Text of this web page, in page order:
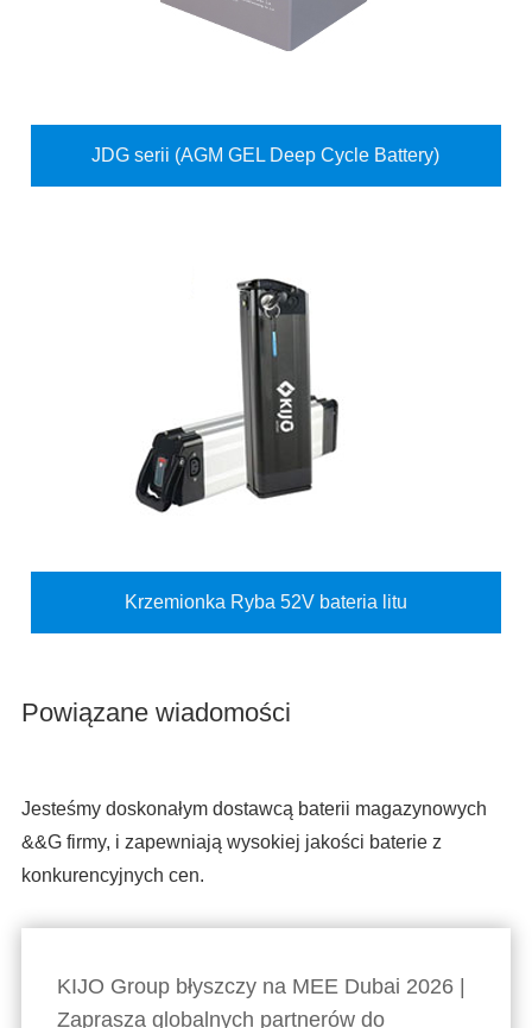
JDG serii (AGM GEL Deep Cycle Battery)
Krzemionka Ryba 52V bateria litu
Powiązane wiadomości
Jesteśmy doskonałym dostawcą baterii magazynowych
&&G firmy, i zapewniają wysokiej jakości baterie z
konkurencyjnych cen.
KIJO Group błyszczy na MEE Dubai 2026 |
Zaprasza globalnych partnerów do